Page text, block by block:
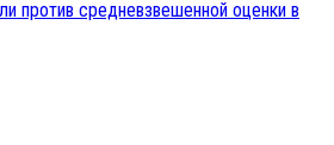
против средневзвешенной оценки в